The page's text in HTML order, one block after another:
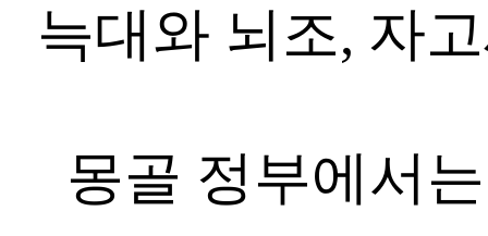
늑대와 뇌조, 자
몽골 정부에서